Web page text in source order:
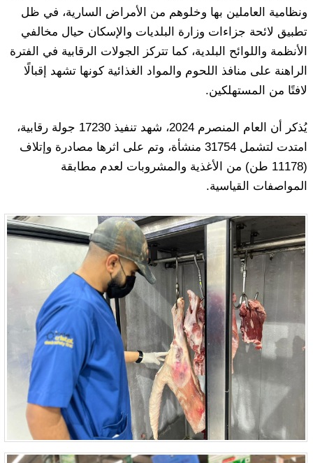
ونظامية العاملين بها وخلوهم من الأمراض السارية، في ظل
تطبيق لائحة جزاءات وزارة البلديات والإسكان حيال مخالفي
الأنظمة واللوائح البلدية، كما تتركز الجولات الرقابية في الفترة
الراهنة على منافذ اللحوم والمواد الغذائية كونها تشهد إقبالًا
لافتًا من المستهلكين.
يُذكر أن العام المنصرم 2024، شهد تنفيذ 17230 جولة رقابية،
امتدت لتشمل 31754 منشأة، وتم على اثرها مصادرة وإتلاف
(11178 طن) من الأغذية والمشروبات لعدم مطابقة
المواصفات القياسية.